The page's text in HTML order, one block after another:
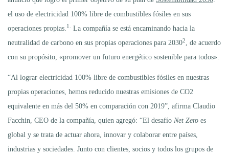
el uso de electricidad 100% libre de combustibles fósiles en sus
operaciones propias. 1.
La compañía se está encaminando hacia la
neutralidad de carbono en sus propias operaciones para 20302
, de acuerdo
con su propósito, «promover un futuro energético sostenible para todos».
“Al lograr electricidad 100% libre de combustibles fósiles en nuestras
propias operaciones, hemos reducido nuestras emisiones de CO2
equivalente en más del 50% en comparación con 2019”, afirma Claudio
Facchin, CEO de la compañía, quien agregó: “El desafío Net Zero es
global y se trata de actuar ahora, innovar y colaborar entre países,
industrias y sociedades. Junto con clientes, socios y todos los grupos de